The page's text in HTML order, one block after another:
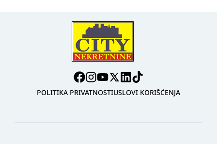
POLITIKA PRIVATNOSTIUSLOVI KORIŠĆENJA